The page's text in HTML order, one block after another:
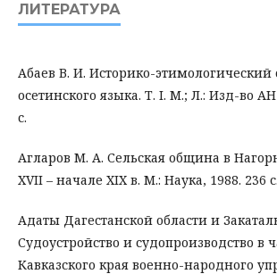
ЛИТЕРАТУРА
Абаев В. И. Историко-этимологический
осетинского языка. Т. I. М.; Л.: Изд-во
с.
Агларов М. А. Сельская община в
XVII – начале XIX в. М.: Наука, 1988. 236 с.
Адаты Дагестанской области и
Судоустройство и судопроизводство в
Кавказского края военно-народного